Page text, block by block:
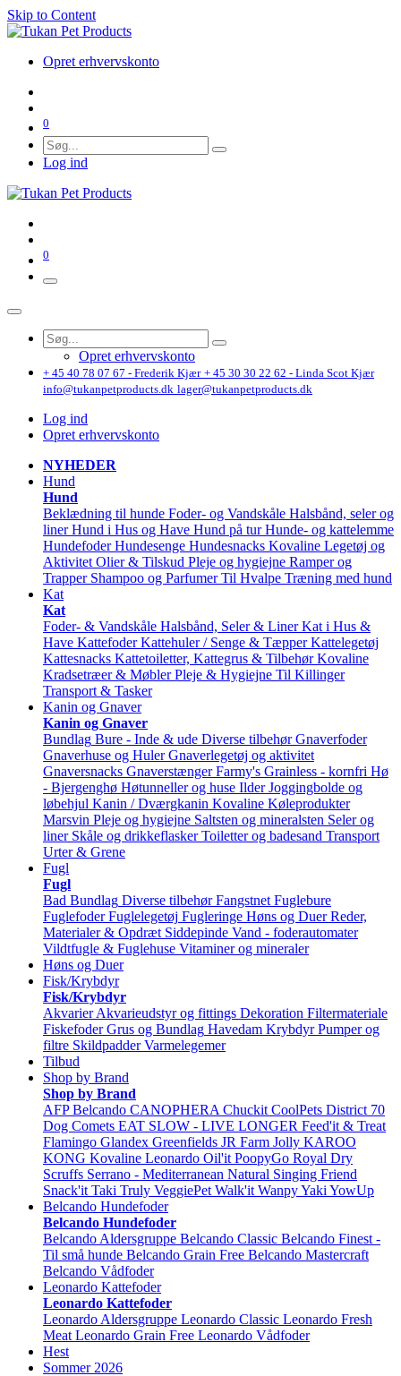
Skip to Content
Opret erhvervskonto
0
Log ind
0
Opret erhvervskonto
+ 45 40 78 07 67 - Frederik Kjær + 45 30 30 22 62 - Linda Scot Kjær
info@tukanpetproducts.dk lager@tukanpetproducts.dk
Log ind
Opret erhvervskonto
NYHEDER
Hund
Hund
Beklædning til hunde Foder- og Vandskåle Halsbånd, seler og
liner Hund i Hus og Have Hund på tur Hunde- og kattelemme
Hundefoder Hundesenge Hundesnacks Kovaline Legetøj og
Aktivitet Olier & Tilskud Pleje og hygiejne Ramper og
Trapper Shampoo og Parfumer Til Hvalpe Træning med hund
Kat
Kat
Foder- & Vandskåle Halsbånd, Seler & Liner Kat i Hus &
Have Kattefoder Kattehuler / Senge & Tæpper Kattelegetøj
Kattesnacks Kattetoiletter, Kattegrus & Tilbehør Kovaline
Kradsetræer & Møbler Pleje & Hygiejne Til Killinger
Transport & Tasker
Kanin og Gnaver
Kanin og Gnaver
Bundlag Bure - Inde & ude Diverse tilbehør Gnaverfoder
Gnaverhuse og Huler Gnaverlegetøj og aktivitet
Gnaversnacks Gnaverstænger Farmy's Grainless - kornfri Hø
- Bjergenghø Høtunneller og huse Ilder Joggingbolde og
løbehjul Kanin / Dværgkanin Kovaline Køleprodukter
Marsvin Pleje og hygiejne Saltsten og mineralsten Seler og
liner Skåle og drikkeflasker Toiletter og badesand Transport
Urter & Grene
Fugl
Fugl
Bad Bundlag Diverse tilbehør Fangstnet Fuglebure
Fuglefoder Fuglelegetøj Fugleringe Høns og Duer Reder,
Materialer & Opdræt Siddepinde Vand - foderautomater
Vildtfugle & Fuglehuse Vitaminer og mineraler
Høns og Duer
Fisk/Krybdyr
Fisk/Krybdyr
Akvarier Akvarieudstyr og fittings Dekoration Filtermateriale
Fiskefoder Grus og Bundlag Havedam Krybdyr Pumper og
filtre Skildpadder Varmelegemer
Tilbud
Shop by Brand
Shop by Brand
AFP Belcando CANOPHERA Chuckit CoolPets District 70
Dog Comets EAT SLOW - LIVE LONGER Feed'it & Treat
Flamingo Glandex Greenfields JR Farm Jolly KAROO
KONG Kovaline Leonardo Oil'it PoopyGo Royal Dry
Scruffs Serrano - Mediterranean Natural Singing Friend
Snack'it Taki Truly VeggiePet Walk'it WanpyYaki YowUp
Belcando Hundefoder
Belcando Hundefoder
Belcando Aldersgruppe Belcando Classic Belcando Finest -
Til små hunde Belcando Grain Free Belcando Mastercraft
Belcando Vådfoder
Leonardo Kattefoder
Leonardo Kattefoder
Leonardo Aldersgruppe Leonardo Classic Leonardo Fresh
Meat Leonardo Grain Free Leonardo Vådfoder
Hest
Sommer 2026